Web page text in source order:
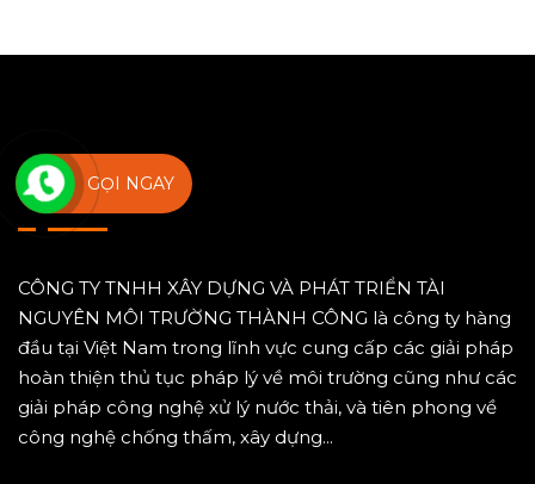
Về chúng tôi
CÔNG TY TNHH XÂY DỰNG VÀ PHÁT TRIỂN TÀI
NGUYÊN MÔI TRƯỜNG THÀNH CÔNG là công ty hàng
đầu tại Việt Nam trong lĩnh vực cung cấp các giải pháp
hoàn thiện thủ tục pháp lý về môi trường cũng như các
giải pháp công nghệ xử lý nước thải, và tiên phong về
công nghệ chống thấm, xây dựng...
GỌI NGAY